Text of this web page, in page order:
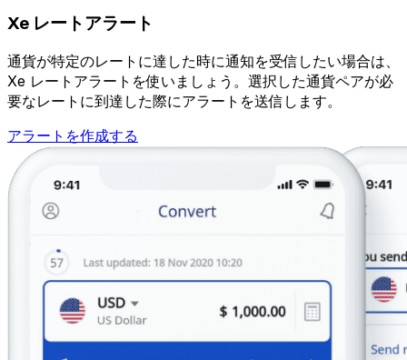
Xe レートアラート
通貨が特定のレートに達した時に通知を受信したい場合は、
Xe レートアラートを使いましょう。選択した通貨ペアが必
要なレートに到達した際にアラートを送信します。
アラートを作成する